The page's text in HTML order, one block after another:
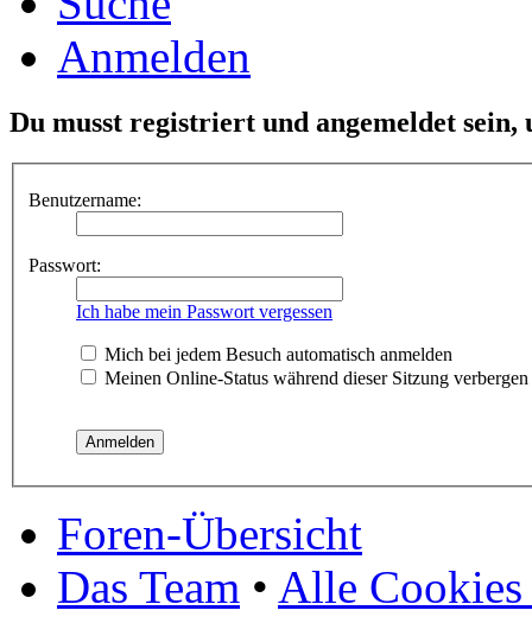
Anmelden
Du musst registriert und angemeldet
Benutzername:
Passwort:
Ich habe mein Passwort vergessen
Mich bei jedem Besuch automatisch anmelden
Meinen Online-Status während dieser Sitzung verbergen
Foren-Übersicht
Das Team • Alle Cookies